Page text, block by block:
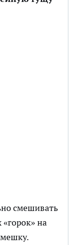
смешивать
на